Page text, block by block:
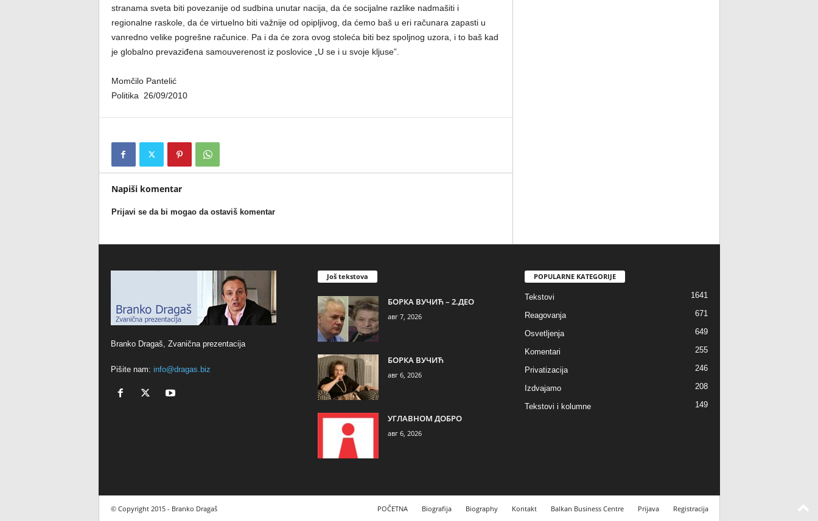
stranama sveta biti povezanije od sudbina unutar nacija, da će socijalne razlike nadmašiti i
regionalne raskole, da će virtuelno biti važnije od opipljivog, da ćemo baš u eri računara zapasti u
vanredno velike pogrešne računice. Pa i da će zora ovog stoleća biti bez spoljnog uzora, i to baš kad
je globalno prevaziđena samouverenost iz poslovice „U se i u svoje kljuse”.
Momčilo Pantelić
Politika 26/09/2010
Napiši komentar
Prijavi se da bi mogao da ostaviš komentar
Branko Dragaš, Zvanična prezentacija
Pišite nam: info@dragas.biz
Još tekstova
БОРКА ВУЧИЋ – 2.ДЕО
авг 7, 2026
БОРКА ВУЧИЋ
авг 6, 2026
УГЛАВНОМ ДОБРО
авг 6, 2026
POPULARNE KATEGORIJE
Tekstovi 1641
Reagovanja 671
Osvetljenja 649
Komentari 255
Privatizacija 246
Izdvajamo 208
Tekstovi i kolumne 149
POČETNA Biografija Biography Kontakt Balkan Business Centre Prijava Registracija
© Copyright 2015 - Branko Dragaš